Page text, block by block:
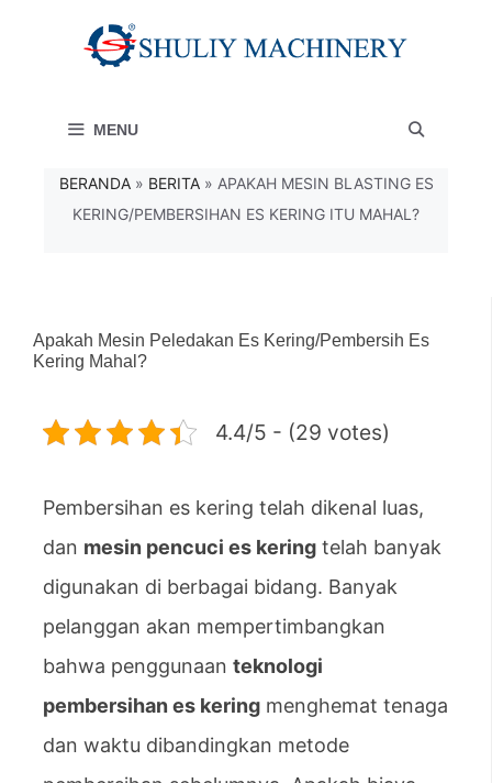
MENU
BERANDA» BERITA» APAKAH MESIN BLASTING ES
KERING/PEMBERSIHAN ES KERING ITU MAHAL?
Apakah Mesin Peledakan Es Kering/pembersih Es
Kering Mahal?
4.4/5 - (29 votes)
Pembersihan es kering telah dikenal luas,
dan mesin pencuci es kering telah banyak
digunakan di berbagai bidang. Banyak
pelanggan akan mempertimbangkan
bahwa penggunaan teknologi
pembersihan es kering menghemat tenaga
dan waktu dibandingkan metode